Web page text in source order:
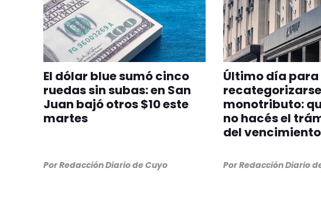
El dólar blue sumó cinco
ruedas sin subas: en San
Juan bajó otros $10 este
martes
PorRedacción Diario de Cuyo
Último día para
monotributo:
no hacés el
del vencimiento
PorRedacción Diario